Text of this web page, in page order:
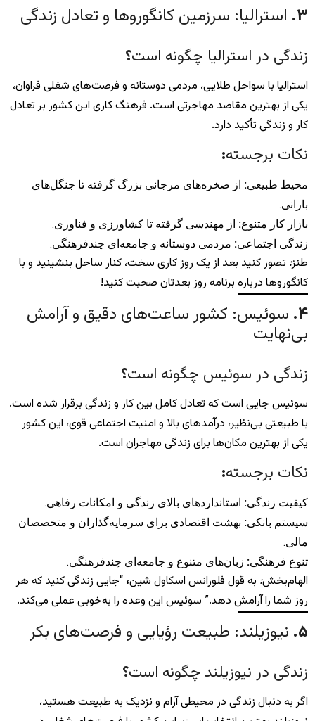
۳. استرالیا: سرزمین کانگوروها و تعادل زندگی
زندگی در استرالیا چگونه است؟
استرالیا با سواحل طلایی، مردمی دوستانه و فرصت‌های شغلی فراوان،
یکی از بهترین مقاصد مهاجرتی است. فرهنگ کاری این کشور بر تعادل
کار و زندگی تأکید دارد.
نکات برجسته:
محیط طبیعی: از صخره‌های مرجانی بزرگ گرفته تا جنگل‌های
بارانی.
بازار کار متنوع: از مهندسی گرفته تا کشاورزی و فناوری.
زندگی اجتماعی: مردمی دوستانه و جامعه‌ای چندفرهنگی.
طنز: تصور کنید بعد از یک روز کاری سخت، کنار ساحل بنشینید و با
کانگوروها درباره برنامه روز بعدتان صحبت کنید!
۴. سوئیس: کشور ساعت‌های دقیق و آرامش
بی‌نهایت
زندگی در سوئیس چگونه است؟
سوئیس جایی است که تعادل کامل بین کار و زندگی برقرار شده است.
با طبیعتی بی‌نظیر، درآمدهای بالا و امنیت اجتماعی قوی، این کشور
یکی از بهترین مکان‌ها برای زندگی مهاجران است.
نکات برجسته:
کیفیت زندگی: استانداردهای بالای زندگی و امکانات رفاهی.
سیستم بانکی: بهشت اقتصادی برای سرمایه‌گذاران و متخصصان
مالی.
تنوع فرهنگی: زبان‌های متنوع و جامعه‌ای چندفرهنگی.
الهام‌بخش: به قول فلورانس اسکاول شین، “جایی زندگی کنید که هر
روز شما را آرامش دهد.” سوئیس این وعده را به‌خوبی عملی می‌کند.
۵. نیوزیلند: طبیعت رؤیایی و فرصت‌های بکر
زندگی در نیوزیلند چگونه است؟
اگر به دنبال زندگی در محیطی آرام و نزدیک به طبیعت هستید،